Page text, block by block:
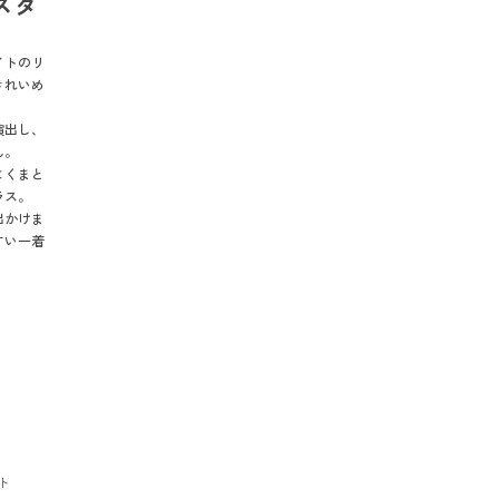
のリ
いめ
し、
まと
。
けま
い一着